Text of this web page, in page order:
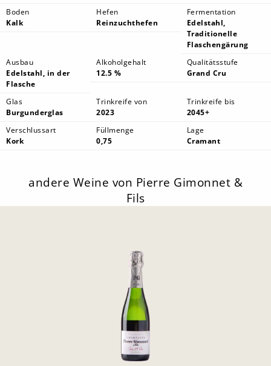
Boden
Kalk
Hefen
Reinzuchthefen
Fermentation
Edelstahl,
Traditionelle
Flaschengärung
Ausbau
Edelstahl, in der
Flasche
Alkoholgehalt
12.5 %
Qualitätsstufe
Grand Cru
Glas
Burgunderglas
Trinkreife von
2023
Trinkreife bis
2045+
Verschlussart
Kork
Füllmenge
0,75
Lage
Cramant
andere Weine von Pierre Gimonnet &
Fils